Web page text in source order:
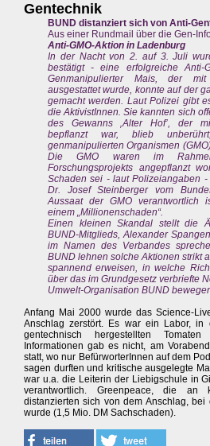
Gentechnik
BUND distanziert sich von Anti-
Aus einer Rundmail über die Gen-
Anti-GMO-Aktion in Ladenburg
In der Nacht von 2. auf 3. Juli
bestätigt - eine erfolgreiche Anti-
Genmanipulierter Mais, der
ausgestattet wurde, konnte auf der
gemacht werden. Laut Polizei gibt
die AktivistInnen. Sie kannten sich
des Gewanns ‚Alter Hof’, der
bepflanzt war, blieb
genmanipulierten Organismen
Die GMO waren im
Forschungsprojekts angepflanzt
Schaden sei - laut Polizeiangaben
Dr. Josef Steinberger vom
Aussaat der GMO verantwortlich
einem „Millionenschaden“.
Einen kleinen Skandal stellt die
BUND-Mitglieds, Alexander
im Namen des Verbandes
BUND lehnen solche Aktionen strikt
spannend erweisen, in welche
über das im Grundgesetz verbriefte
Umwelt-Organisation BUND
Anfang Mai 2000 wurde das Science-
Anschlag zerstört. Es war ein Labor, in
gentechnisch hergestellten
Informationen gab es nicht, am
statt, wo nur BefürworterInnen auf dem
sagen durften und kritische ausgelegte
war u.a. die Leiterin der Liebigschule in
verantwortlich. Greenpeace, die an
distanzierten sich von dem Anschlag,
wurde (1,5 Mio. DM Sachschaden).